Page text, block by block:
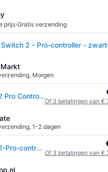
prijs·Gratis verzending
2 - Pro-controller - zwart
, Morgen
Nintendo Switch 2 Pro Controller Nintendo Zwart
Of 3 betalingen van €
, 1-2 dagen
Nintendo Switch 2-Pro-controller gamepad
Of 3 betalingen van €